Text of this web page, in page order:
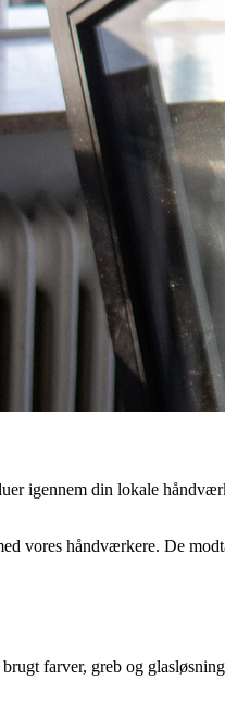
igennem din lokale
vores håndværkere. De
farver, greb og